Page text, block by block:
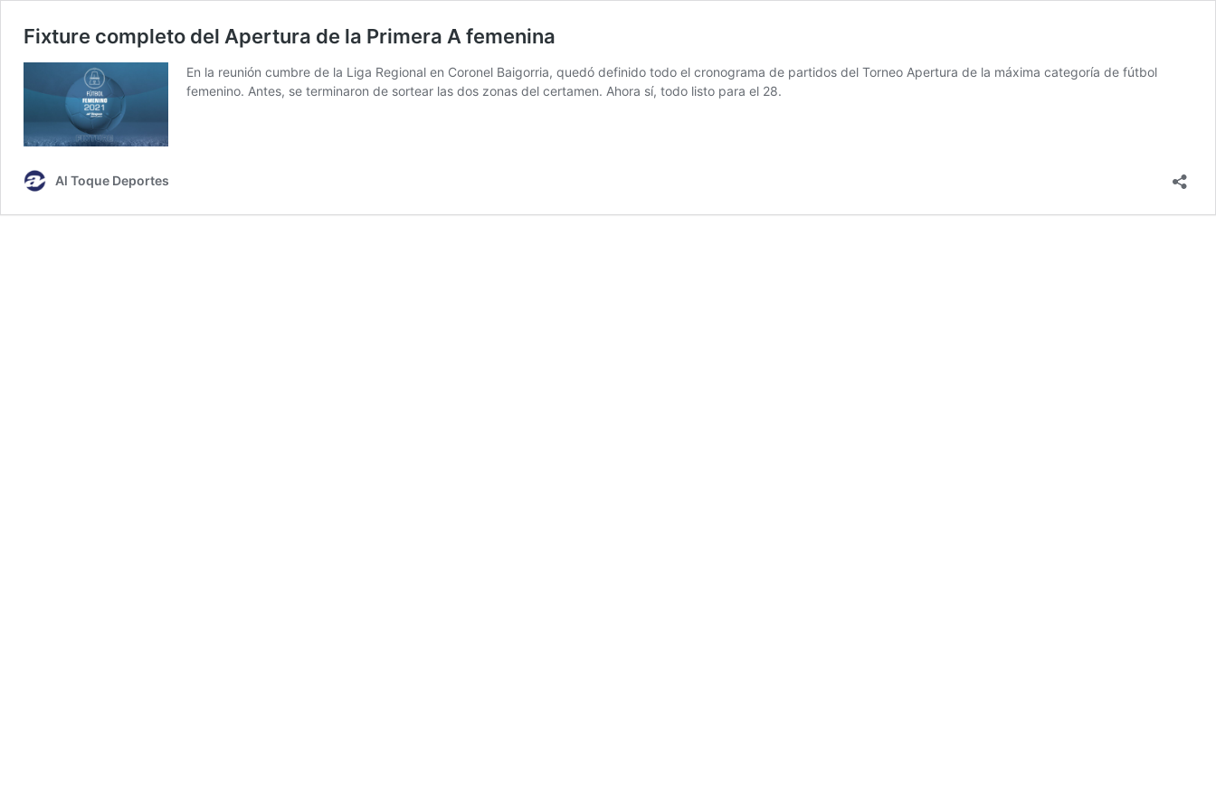
Fixture completo del Apertura de la Primera A femenina
En la reunión cumbre de la Liga Regional en Coronel Baigorria, quedó definido todo el cronograma de partidos del Torneo Apertura de la máxima categoría de fútbol
femenino. Antes, se terminaron de sortear las dos zonas del certamen. Ahora sí, todo listo para el 28.
Al Toque Deportes